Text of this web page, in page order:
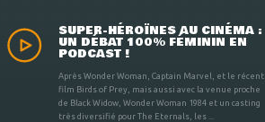
SUPER-HÉROÏNES AU CINÉMA :
UN DÉBAT 100% FÉMININ EN
PODCAST !
Après Wonder Woman, Captain Marvel, et le récent
film Birds of Prey, mais aussi avec la venue proche
de Black Widow, Wonder Woman 1984 et un casting
très diversifié pour The Eternals, les ...